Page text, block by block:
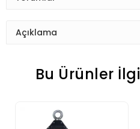
Açıklama
Bu Ürünler